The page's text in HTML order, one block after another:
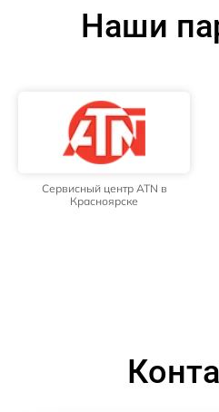
Наши
Сервисный центр ATN в
Красноярске